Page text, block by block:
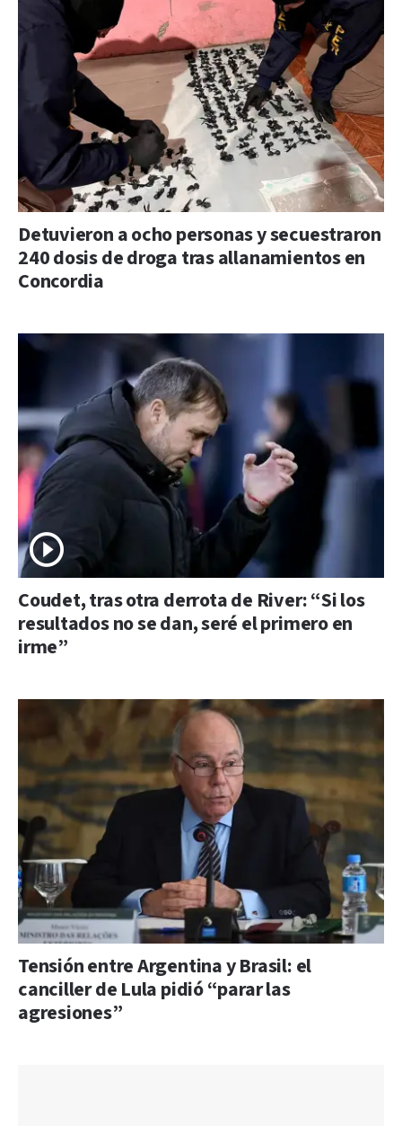
Detuvieron a ocho personas y secuestraron
240 dosis de droga tras allanamientos en
Concordia
Coudet, tras otra derrota de River: “Si los
resultados no se dan, seré el primero en
irme”
Tensión entre Argentina y Brasil: el
canciller de Lula pidió “parar las
agresiones”